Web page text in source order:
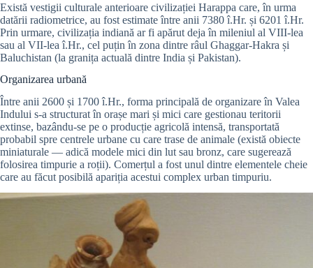
Există vestigii culturale anterioare civilizației Harappa care, în urma
datării radiometrice, au fost estimate între anii 7380 î.Hr. și 6201 î.Hr.
Prin urmare, civilizația indiană ar fi apărut deja în mileniul al VIII-lea
sau al VII-lea î.Hr., cel puțin în zona dintre râul Ghaggar-Hakra și
Baluchistan (la granița actuală dintre India și Pakistan).
Organizarea urbană
Între anii 2600 și 1700 î.Hr., forma principală de organizare în Valea
Indului s-a structurat în orașe mari și mici care gestionau teritorii
extinse, bazându-se pe o producție agricolă intensă, transportată
probabil spre centrele urbane cu care trase de animale (există obiecte
miniaturale — adică modele mici din lut sau bronz, care sugerează
folosirea timpurie a roții). Comerțul a fost unul dintre elementele cheie
care au făcut posibilă apariția acestui complex urban timpuriu.